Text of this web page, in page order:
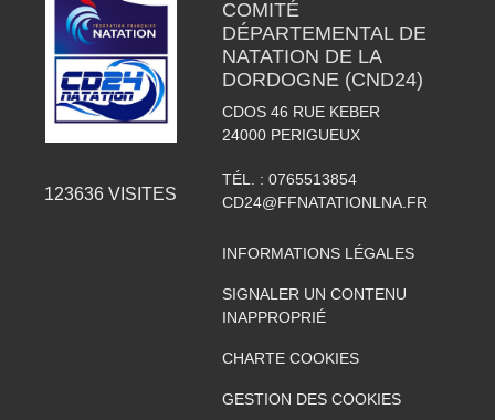
123636 VISITES
COMITÉ
DÉPARTEMENTAL DE
NATATION DE LA
DORDOGNE (CND24)
CDOS 46 RUE KEBER
24000 PERIGUEUX
TÉL. : 0765513854
CD24@FFNATATIONLNA.FR
INFORMATIONS LÉGALES
SIGNALER UN CONTENU
INAPPROPRIÉ
CHARTE COOKIES
GESTION DES COOKIES